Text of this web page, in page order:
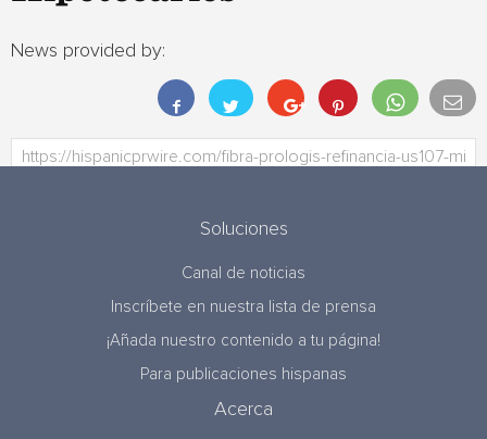
News provided by:
Soluciones
Canal de noticias
Inscríbete en nuestra lista de prensa
¡Añada nuestro contenido a tu página!
Para publicaciones hispanas
Acerca